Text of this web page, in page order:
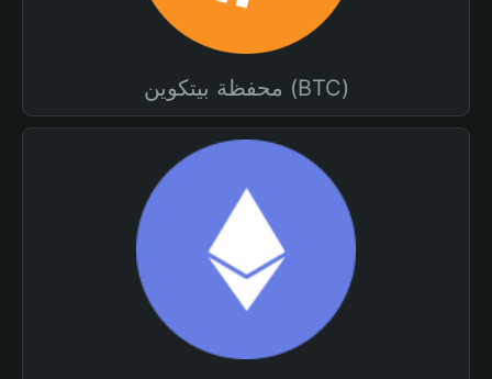
محفظة بيتكوين (BTC)